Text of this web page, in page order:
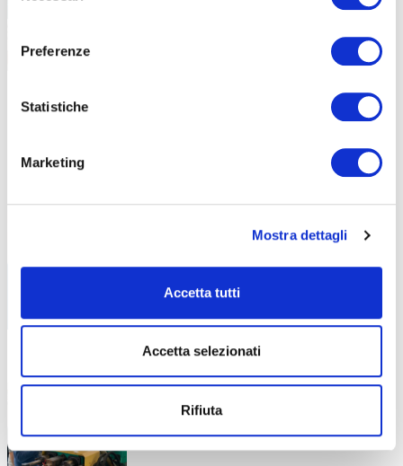
Preferenze
Statistiche
Marketing
Mostra dettagli
Accetta tutti
Accetta selezionati
Rifiuta
NEWS
Tutti i libri di testo necessari per il prossimo
via il nuovo corso GOL di ABF
Un percorso pratico per favorire il
reinserimento lavorativo nel settore